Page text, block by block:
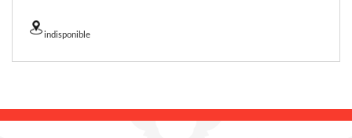
indisponible